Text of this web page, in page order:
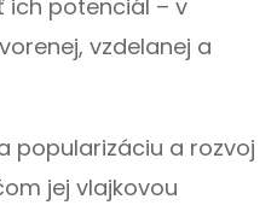
ich potenciál – v
vzdelanej a
popularizáciu a rozvoj
jej vlajkovou